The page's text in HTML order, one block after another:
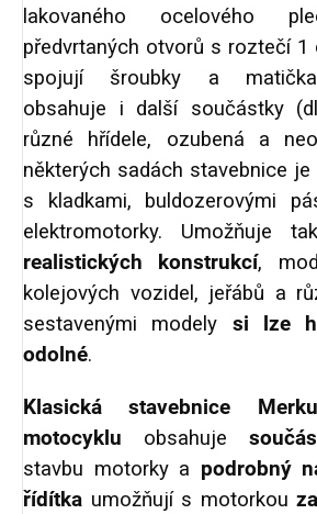
lakovaného ocelového
předvrtaných otvorů s roztečí 1
spojují šroubky a
obsahuje i další součástky
různé hřídele, ozubená a
některých sadách stavebnice
s kladkami, buldozerovými
elektromotorky. Umožňuje
realistických konstrukcí,
kolejových vozidel, jeřábů a
sestavenými modely si lze
odolné.
Klasická stavebnice
motocyklu obsahuje
stavbu motorky a podrobný
řídítka umožňují s motorkou